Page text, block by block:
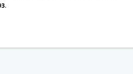
.